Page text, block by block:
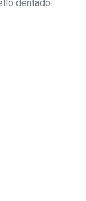
dentado.